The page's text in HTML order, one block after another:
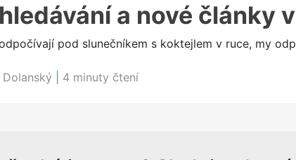
a nové články
pod slunečníkem s koktejlem v ruce, my
4 minuty čtení